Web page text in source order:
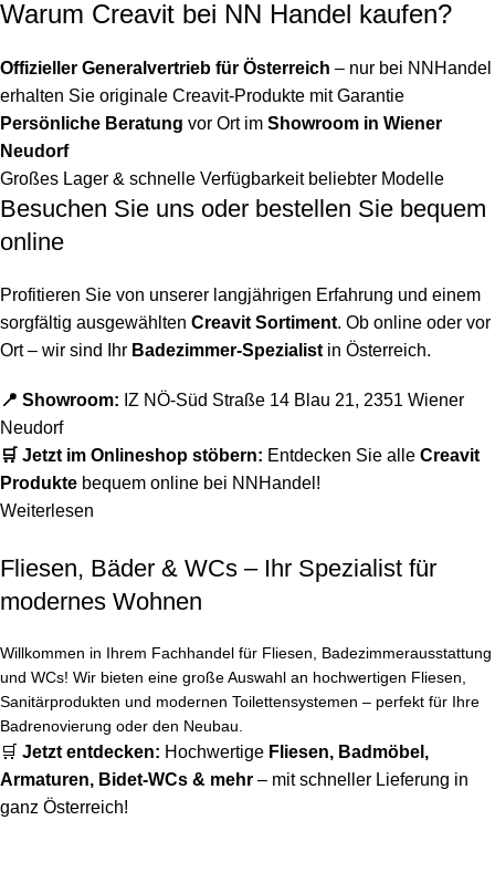
Warum Creavit bei NN Handel kaufen?
Offizieller Generalvertrieb für Österreich – nur bei NNHandel
erhalten Sie originale Creavit-Produkte mit Garantie
Persönliche Beratung vor Ort im Showroom in Wiener
Neudorf
Großes Lager & schnelle Verfügbarkeit beliebter Modelle
Besuchen Sie uns oder bestellen Sie bequem
online
Profitieren Sie von unserer langjährigen Erfahrung und einem
sorgfältig ausgewählten Creavit Sortiment. Ob online oder vor
Ort – wir sind Ihr Badezimmer-Spezialist in Österreich.
📍 Showroom: IZ NÖ-Süd Straße 14 Blau 21, 2351 Wiener
Neudorf
🛒 Jetzt im Onlineshop stöbern: Entdecken Sie alle Creavit
Produkte bequem online bei NNHandel!
Weiterlesen
Fliesen, Bäder & WCs – Ihr Spezialist für
modernes Wohnen
Willkommen in Ihrem Fachhandel für Fliesen, Badezimmerausstattung
und WCs! Wir bieten eine große Auswahl an hochwertigen Fliesen,
Sanitärprodukten und modernen Toilettensystemen – perfekt für Ihre
Badrenovierung oder den Neubau.
🛒 Jetzt entdecken: Hochwertige Fliesen, Badmöbel ,
Armaturen, Bidet-WCs & mehr – mit schneller Lieferung in
ganz Österreich!